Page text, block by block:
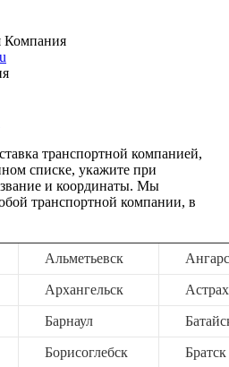
Компания
транспортной компанией,
списке, укажите при
и координаты. Мы
транспортной компании, в
Альметьевск
Архангельск
Барнаул
Борисоглебск Братск